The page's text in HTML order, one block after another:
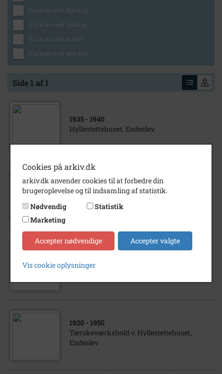
Vis kun med filmklip
Vis kun med lydklip
Vis kun med kilder
Vis kun med geo-tag
Side 1 af 1
1935 - 1940
Hyllestettehuset, Endeslev
1819- 1890
Rokkedrejer Hans Olsen, Hyllestettehuset,
Endeslev
Hyllestettehuset, Endeslev
1920 - 1950
Tærskeværkshold v. Hyllestettehuset,
Endeslev
Cookies på arkiv.dk
arkiv.dk anvender cookies til at forbedre din
brugeroplevelse og til indsamling af statistik.
Nødvendig
Statistik
Marketing
Accepter nødvendige Accepter valgte
Vis cookie oplysninger